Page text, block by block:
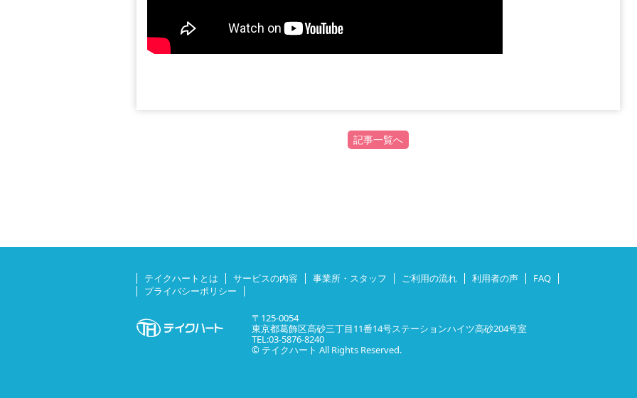
記事一覧へ
テイクハートとは サービスの内容 事業所・スタッフ ご利用の流れ 利用者の声
FAQ
プライバシーポリシー
〒125-0054
東京都葛飾区高砂三丁目11番14号ステーションハイツ高砂204号室
TEL:03-5876-8240
© テイクハート All Rights Reserved.